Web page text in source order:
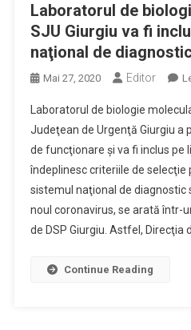
Laboratorul de
SJU Giurgiu va fi
naţional de
Mai 27, 2020 Editor
Laboratorul de biologie
Judeţean de Urgenţă Giurgiu
de funcţionare şi va fi inclus pe
îndeplinesc criteriile de selecţie
sistemul naţional de diagnostic
noul coronavirus, se arată într-
de DSP Giurgiu. Astfel, Direcţia
Continue Reading